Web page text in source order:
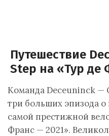
Путешествие
Step на «Тур де
Команда Deceuninck —
три больших эпизода
самой престижной
Франс — 2021».